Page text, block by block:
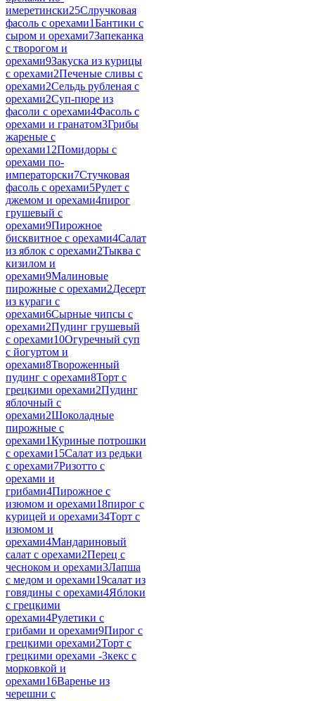
имеретински25Слручковая
фасоль с орехами1Бантики с
сыром и орехами7Запеканка
с творогом и
орехами9Закуска из курицы
с орехами2Печеные сливы с
орехами2Сельдь рубленая с
орехами2Суп-пюре из
фасоли с орехами4Фасоль с
орехами и гранатом3Грибы
жареные с
орехами12Помидоры с
орехами по-
императорски7Стучковая
фасоль с орехами5Рулет с
джемом и орехами4пирог
грушевый с
орехами9Пирожное
бисквитное с орехами4Салат
из яблок с орехами2Тыква с
кизилом и
орехами9Малиновые
пирожные с орехами2Десерт
из кураги с
орехами6Сырные чипсы с
орехами2Пудинг грушевый
с орехами10Огуречный суп
с йогуртом и
орехами8Твороженный
пудинг с орехами8Торт с
грецкими орехами2Пудинг
яблочный с
орехами2Шоколадные
пирожные с
орехами1Куриные потрошки
с орехами15Салат из редьки
с орехами7Ризотто с
орехами и
грибами4Пирожное с
изюмом и орехами18пирог с
курицей и орехами34Торт с
изюмом и
орехами4Мандариновый
салат с орехами2Перец с
чесноком и орехами3Лапша
с медом и орехами19салат из
говядины с орехами4Яблоки
с грецкими
орехами4Рулетики с
грибами и орехами9Пирог с
грецкими орехами2Торт с
грецкими орехами -3кекс с
морковкой и
орехами16Варенье из
черешни с